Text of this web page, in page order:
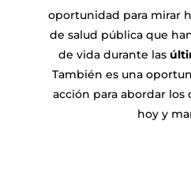
oportunidad para mirar
de salud pública que
de vida durante las
También es una
acción para abordar los
hoy y